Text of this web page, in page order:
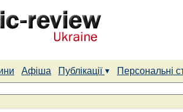
Афіша Публікації
Персональні